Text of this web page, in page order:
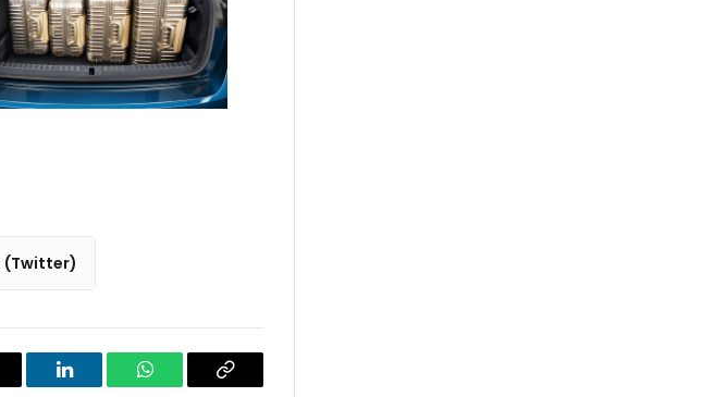
(Twitter)
LinkedIn WhatsAppCopier